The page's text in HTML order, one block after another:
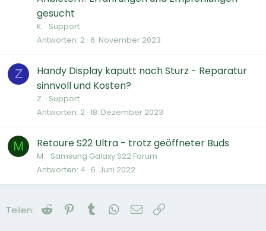
gesucht
K. Support
Antworten 2 6. November 2023
Z
Handy Display kaputt nach Sturz - Reparatur
sinnvoll und Kosten?
Z. Support
Antworten 2 18. Dezember 2023
M Retoure S22 Ultra - trotz geöffneter Buds
M. Samsung Galaxy S22 Forum
Antworten 4 6. Juni 2022
Teilen: Reddit Pinterest
Tumblr WhatsApp
E-Mail